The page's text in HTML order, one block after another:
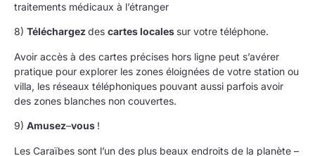
traitements médicaux à l’étranger
8) Téléchargezdes cartes locales sur votre téléphone.
Avoir accès à des cartes précises hors ligne peut s’avérer
pratique pour explorer les zones éloignées de votre station ou
villa, les réseaux téléphoniques pouvant aussi parfois avoir
des zones blanches non couvertes.
9) Amusez–vous !
Les Caraïbes sont l’un des plus beaux endroits de la planète –